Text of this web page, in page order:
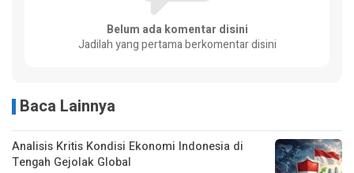
Belum ada komentar disini
Jadilah yang pertama berkomentar disini
Baca Lainnya
Analisis Kritis Kondisi Ekonomi Indonesia di
Tengah Gejolak Global